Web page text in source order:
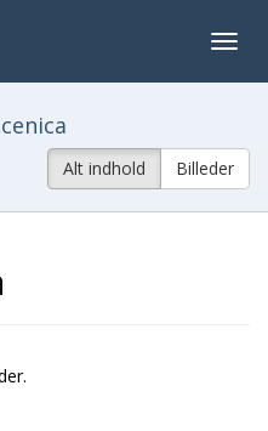
Alt indhold Billeder